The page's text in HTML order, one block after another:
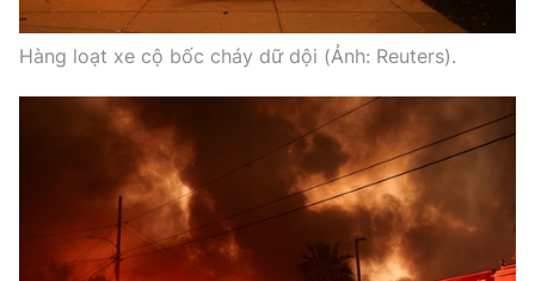
Hàng loạt xe cộ bốc cháy dữ dội (Ảnh: Reuters).